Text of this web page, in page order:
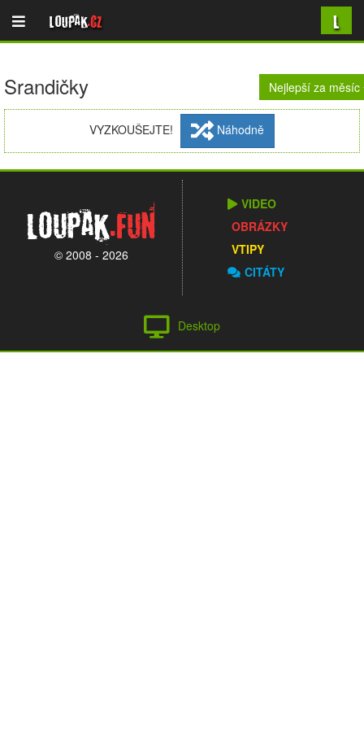
Loupak.cz L
Srandičky Nejlepší za měsíc
VYZKOUŠEJTE! Náhodně
Loupak.fun
© 2008 - 2026
VIDEO
OBRÁZKY
VTIPY
CITÁTY
Desktop